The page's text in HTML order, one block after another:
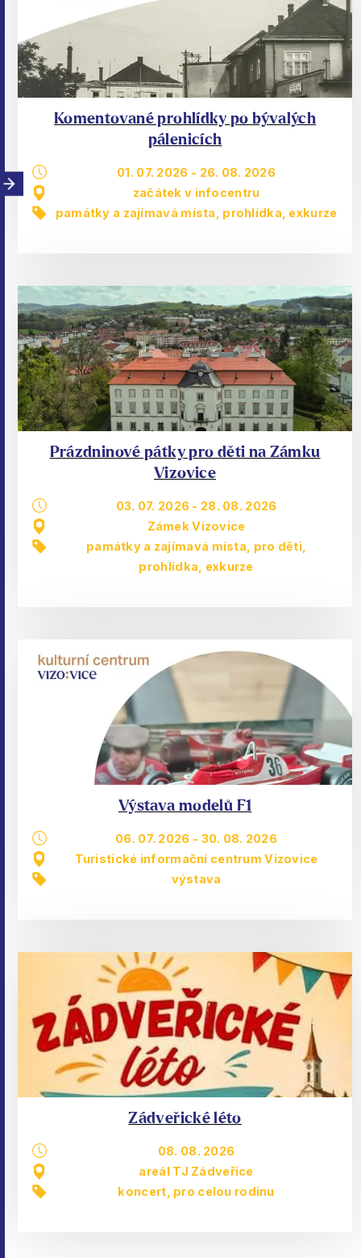
Komentované prohlídky po bývalých
pálenicích
01. 07. 2026 - 26. 08. 2026
začátek v infocentru
památky a zajímavá místa
prohlídka, exkurze
Prázdninové pátky pro děti na Zámku
Vizovice
03. 07. 2026 - 28. 08. 2026
Zámek Vizovice
památky a zajímavá místa
pro děti,
prohlídka, exkurze
Výstava modelů F1
06. 07. 2026 - 30. 08. 2026
Turistické informační centrum Vizovice
výstava
Zádveřické léto
08. 08. 2026
areál TJ Zádveřice
koncert pro celou rodinu